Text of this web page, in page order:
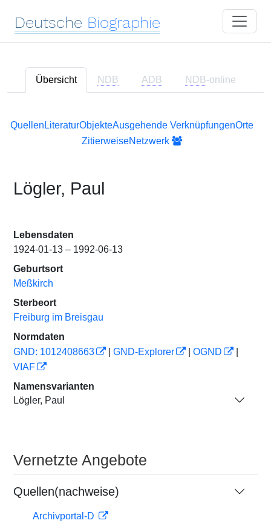
Deutsche Biographie
Übersicht NDB ADB NDB-online
Quellen LiteraturObjekteAusgehende VerknüpfungenOrte
ZitierweiseNetzwerk
Lögler, Paul
Lebensdaten
1924-01-13 – 1992-06-13
Geburtsort
Meßkirch
Sterbeort
Freiburg im Breisgau
Normdaten
GND: 1012408663
GND-Explorer OGND
VIAF
Namensvarianten
Lögler, Paul
Vernetzte Angebote
Quellen(nachweise)
Archivportal-D